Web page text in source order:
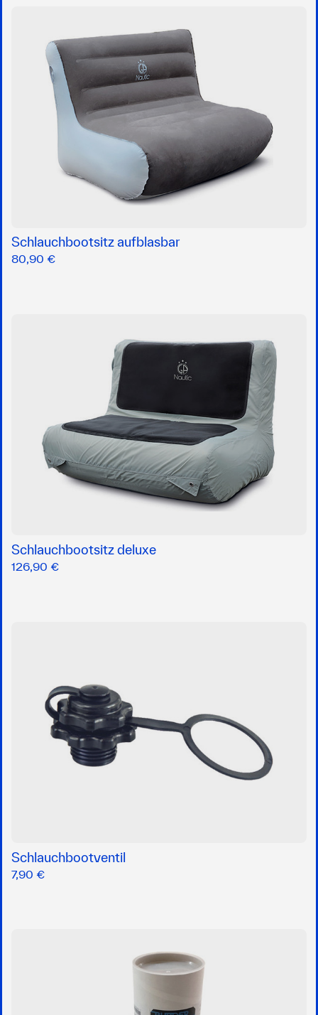
Schlauchbootsitz aufblasbar
80,90 €
Schlauchbootsitz deluxe
126,90 €
Schlauchbootventil
7,90 €